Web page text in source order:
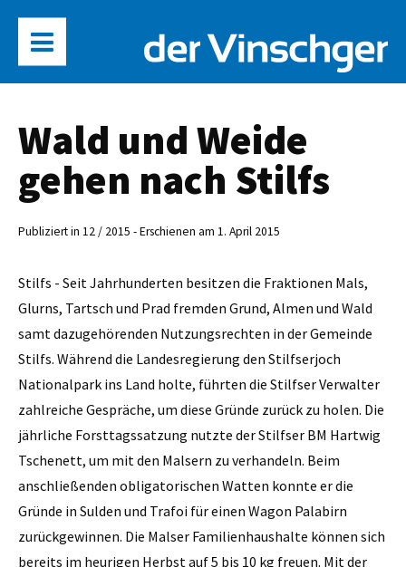
Wald und Weide
gehen nach Stilfs
Publiziert in 12 / 2015 - Erschienen am 1. April 2015
Stilfs - Seit Jahrhunderten besitzen die Fraktionen Mals,
Glurns, Tartsch und Prad fremden Grund, Almen und Wald
samt dazugehörenden Nutzungsrechten in der Gemeinde
Stilfs. Während die Landesregierung den Stilfserjoch
Nationalpark ins Land holte, führten die Stilfser Verwalter
zahlreiche Gespräche, um diese Gründe zurück zu holen. Die
jährliche Forsttagssatzung nutzte der Stilfser BM Hartwig
Tschenett, um mit den Malsern zu verhandeln. Beim
anschließenden obligatorischen Watten konnte er die
Gründe in Sulden und Trafoi für einen Wagon Palabirn
zurückgewinnen. Die Malser Familienhaushalte können sich
bereits im heurigen Herbst auf 5 bis 10 kg freuen. Mit der